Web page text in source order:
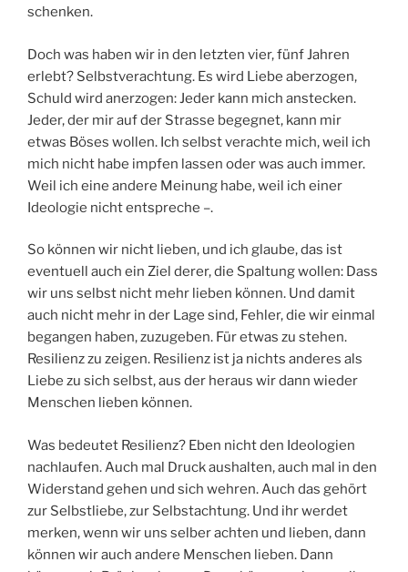
schenken.
Doch was haben wir in den letzten vier, fünf Jahren
erlebt? Selbstverachtung. Es wird Liebe aberzogen,
Schuld wird anerzogen: Jeder kann mich anstecken.
Jeder, der mir auf der Strasse begegnet, kann mir
etwas Böses wollen. Ich selbst verachte mich, weil ich
mich nicht habe impfen lassen oder was auch immer.
Weil ich eine andere Meinung habe, weil ich einer
Ideologie nicht entspreche –.
So können wir nicht lieben, und ich glaube, das ist
eventuell auch ein Ziel derer, die Spaltung wollen: Dass
wir uns selbst nicht mehr lieben können. Und damit
auch nicht mehr in der Lage sind, Fehler, die wir einmal
begangen haben, zuzugeben. Für etwas zu stehen.
Resilienz zu zeigen. Resilienz ist ja nichts anderes als
Liebe zu sich selbst, aus der heraus wir dann wieder
Menschen lieben können.
Was bedeutet Resilienz? Eben nicht den Ideologien
nachlaufen. Auch mal Druck aushalten, auch mal in den
Widerstand gehen und sich wehren. Auch das gehört
zur Selbstliebe, zur Selbstachtung. Und ihr werdet
merken, wenn wir uns selber achten und lieben, dann
können wir auch andere Menschen lieben. Dann